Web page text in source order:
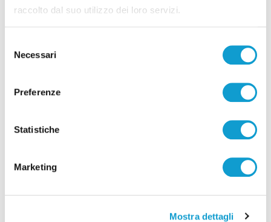
raccolto dal suo utilizzo dei loro servizi.
delNecessari
Preferenze
Statistiche
Marketing
Mostra dettagli